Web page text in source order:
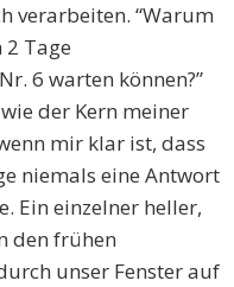
verarbeiten. “Warum
2 Tage
Nr. 6 warten können?”
der Kern meiner
mir klar ist, dass
niemals eine Antwort
Ein einzelner heller,
den frühen
unser Fenster auf